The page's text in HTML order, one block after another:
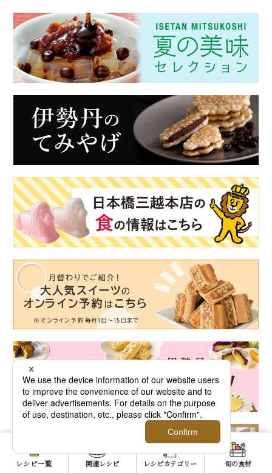
レシピ一覧 関連レシピ レシピカテゴリー 旬の食材